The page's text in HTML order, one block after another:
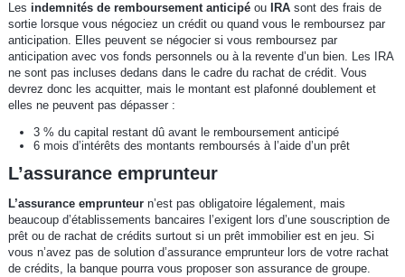
Les indemnités de remboursement anticipéou IRAsont des frais de
sortie lorsque vous négociez un crédit ou quand vous le remboursez par
anticipation. Elles peuvent se négocier si vous remboursez par
anticipation avec vos fonds personnels ou à la revente d’un bien. Les IRA
ne sont pas incluses dedans dans le cadre du rachat de crédit. Vous
devrez donc les acquitter, mais le montant est plafonné doublement et
elles ne peuvent pas dépasser :
3 % du capital restant dû avant le remboursement anticipé
6 mois d’intérêts des montants remboursés à l’aide d’un prêt
L’assurance emprunteur
L’assurance emprunteurn’est pas obligatoire légalement, mais
beaucoup d’établissements bancaires l’exigent lors d’une souscription de
prêt ou de rachat de crédits surtout si un prêt immobilier est en jeu. Si
vous n’avez pas de solution d’assurance emprunteur lors de votre rachat
de crédits, la banque pourra vous proposer son assurance de groupe.